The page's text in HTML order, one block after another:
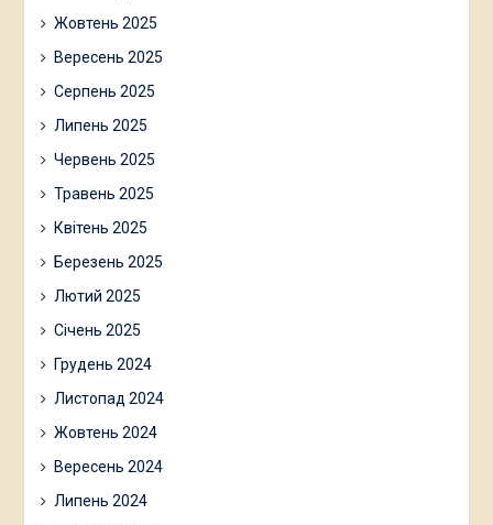
Жовтень 2025
Вересень 2025
Серпень 2025
Липень 2025
Червень 2025
Травень 2025
Квітень 2025
Березень 2025
Лютий 2025
Січень 2025
Грудень 2024
Листопад 2024
Жовтень 2024
Вересень 2024
Липень 2024